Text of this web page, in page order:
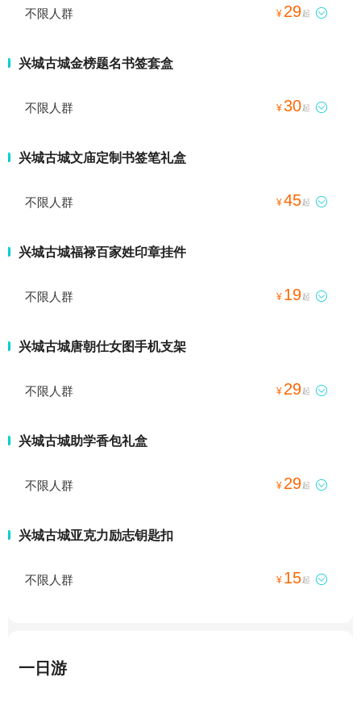
不限人群 ¥ 29起 
兴城古城金榜题名书签套盒
不限人群 ¥30起 
兴城古城文庙定制书签笔礼盒
不限人群 ¥45起 
兴城古城福禄百家姓印章挂件
不限人群 ¥ 19起 
兴城古城唐朝仕女图手机支架
不限人群 ¥ 29起 
兴城古城助学香包礼盒
不限人群 ¥ 29起 
兴城古城亚克力励志钥匙扣
不限人群 ¥ 15起 
一日游